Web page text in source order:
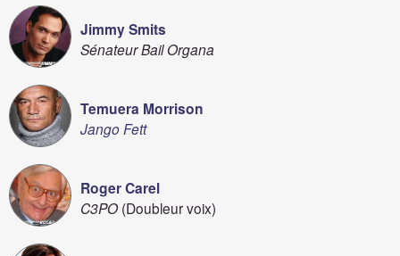
Jimmy Smits
Sénateur Bail Organa
Temuera Morrison
Jango Fett
Roger Carel
C3PO (Doubleur voix)